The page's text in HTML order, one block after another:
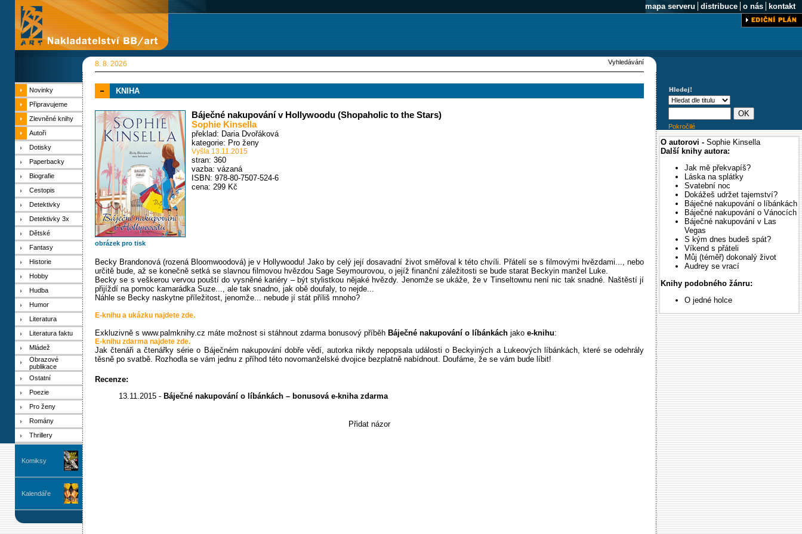
mapa serveru distribuce o nás kontakt
8. 8. 2026 Vyhledávání
Novinky
Připravujeme
Zlevněné knihy
Autoři
Dotisky
Paperbacky
Biografie
Cestopis
Detektivky
Detektivky 3x
Dětské
Fantasy
Historie
Hobby
Hudba
Humor
Literatura
Literatura faktu
Mládež
Obrazové
publikace
Ostatní
Poezie
Pro ženy
Romány
Thrillery
Komiksy
Kalendáře
KNIHA
obrázek pro tisk
Báječné nakupování v Hollywoodu (Shopaholic to the Stars)
Sophie Kinsella
překlad: Daria Dvořáková
kategorie: Pro ženy
Vyšla 13.11.2015
stran: 360
vazba: vázaná
ISBN: 978-80-7507-524-6
cena: 299 Kč
Becky Brandonová (rozená Bloomwoodová) je v Hollywoodu! Jako by celý její dosavadní život směřoval k této chvíli. Přátelí se s filmovými hvězdami..., nebo
určitě bude, až se konečně setká se slavnou filmovou hvězdou Sage Seymourovou, o jejíž finanční záležitosti se bude starat Beckyin manžel Luke.
Becky se s veškerou vervou pouští do vysněné kariéry – být stylistkou nějaké hvězdy. Jenomže se ukáže, že v Tinseltownu není nic tak snadné. Naštěstí jí
přijíždí na pomoc kamarádka Suze..., ale tak snadno, jak obě doufaly, to nejde...
Náhle se Becky naskytne příležitost, jenomže... nebude jí stát příliš mnoho?
E-knihu a ukázku najdete zde.
Exkluzivně s www.palmknihy.cz máte možnost si stáhnout zdarma bonusový příběh Báječné nakupování o líbánkách jako e-knihu:
E-knihu zdarma najdete zde.
Jak čtenáři a čtenářky série o Báječném nakupování dobře vědí, autorka nikdy nepopsala události o Beckyiných a Lukeových líbánkách, které se odehrály
těsně po svatbě. Rozhodla se vám jednu z příhod této novomanželské dvojice bezplatně nabídnout. Doufáme, že se vám bude líbit!
Recenze:
13.11.2015 - Báječné nakupování o líbánkách – bonusová e-kniha zdarma
Přidat názor
Pokročilé
O autorovi - Sophie Kinsella
Další knihy autora:
Jak mě překvapíš?
Láska na splátky
Svatební noc
Dokážeš udržet tajemství?
Báječné nakupování o líbánkách
Báječné nakupování o Vánocích
Báječné nakupování v Las
Vegas
S kým dnes budeš spát?
Víkend s přáteli
Můj (téměř) dokonalý život
Audrey se vrací
Knihy podobného žánru:
O jedné holce